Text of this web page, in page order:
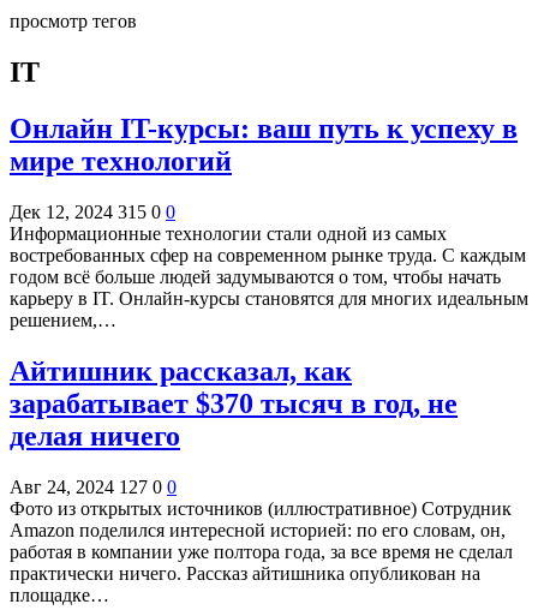
просмотр тегов
IT
Онлайн IT-курсы: ваш путь к успеху в
мире технологий
Дек 12, 2024 315 0 0
Информационные технологии стали одной из самых
востребованных сфер на современном рынке труда. С каждым
годом всё больше людей задумываются о том, чтобы начать
карьеру в IT. Онлайн-курсы становятся для многих идеальным
решением,…
Айтишник рассказал, как
зарабатывает $370 тысяч в год, не
делая ничего
Авг 24, 2024 127 0 0
Фото из открытых источников (иллюстративное) Сотрудник
Amazon поделился интересной историей: по его словам, он,
работая в компании уже полтора года, за все время не сделал
практически ничего. Рассказ айтишника опубликован на
площадке…